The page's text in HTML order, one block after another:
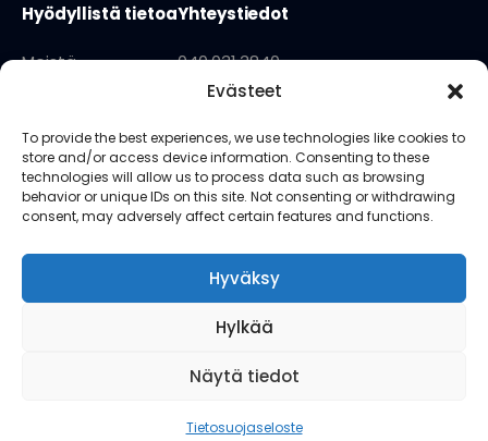
Evästeet
To provide the best experiences, we use technologies like cookies to
store and/or access device information. Consenting to these
technologies will allow us to process data such as browsing
behavior or unique IDs on this site. Not consenting or withdrawing
consent, may adversely affect certain features and functions.
Hyväksy
Hylkää
Näytä tiedot
Tietosuojaseloste
Hyödyllistä tietoa
Meistä
Tietosuojaseloste
Yhteystiedot
040 031 3840
info@sopivashop.fi
Kauppapuistikko 18 lh1
65100 Vaasa
Seuraa meitä
© 2024 SopivaShop. All Rights Reserved.
Finnish